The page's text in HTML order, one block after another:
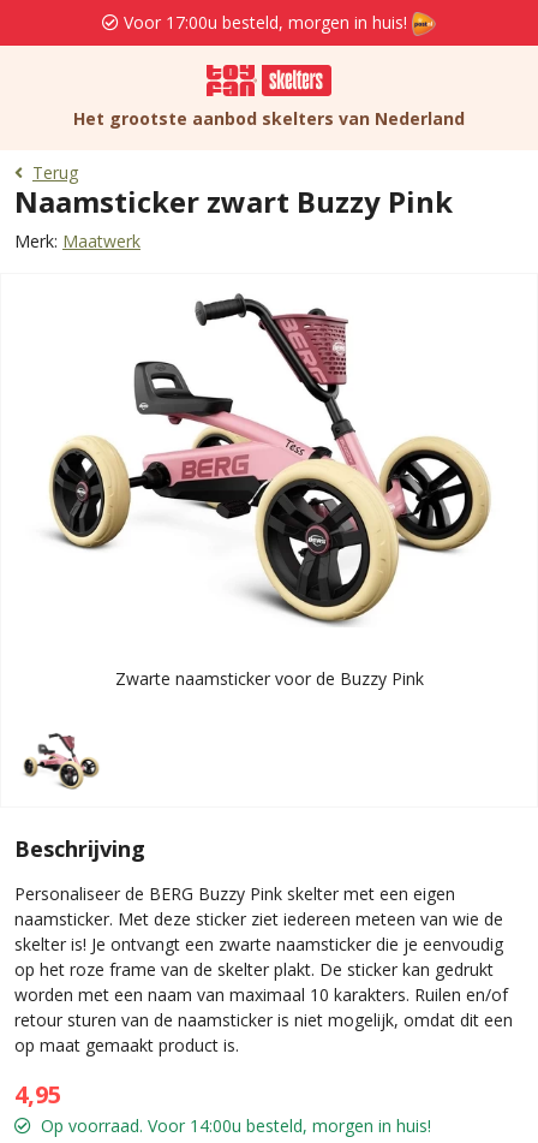
Voor 17:00u besteld, morgen in huis!
Het grootste aanbod skelters van Nederland
Terug
Naamsticker zwart Buzzy Pink
Merk: Maatwerk
Zwarte naamsticker voor de Buzzy Pink
Beschrijving
Personaliseer de BERG Buzzy Pink skelter met een eigen
naamsticker. Met deze sticker ziet iedereen meteen van wie de
skelter is! Je ontvangt een zwarte naamsticker die je eenvoudig
op het roze frame van de skelter plakt. De sticker kan gedrukt
worden met een naam van maximaal 10 karakters. Ruilen en/of
retour sturen van de naamsticker is niet mogelijk, omdat dit een
op maat gemaakt product is.
4,95
Op voorraad. Voor 14:00u besteld, morgen in huis!